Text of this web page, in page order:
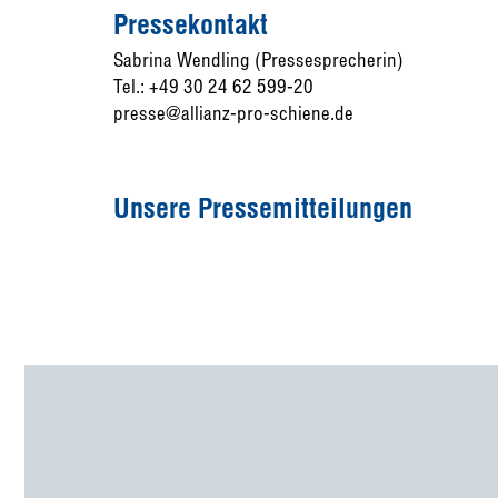
Pressekontakt
Sabrina Wendling (Pressesprecherin)
Tel.: +49 30 24 62 599-20
presse@allianz-pro-schiene.de
Unsere Pressemitteilungen